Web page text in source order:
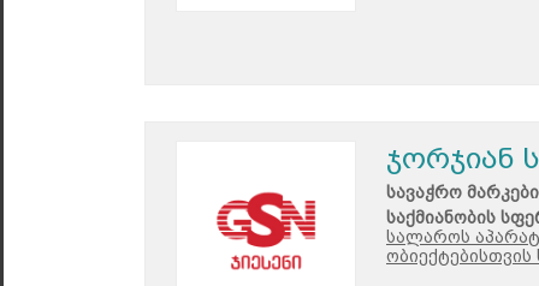
ჯორჯიან
სავაჭრო
საქმიანობის
სალაროს